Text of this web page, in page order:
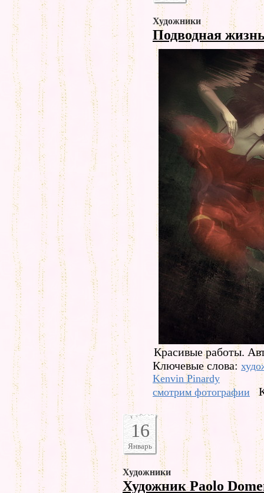
Художники
Подводная
Красивые работы.
Ключевые слова:
Kenvin Pinardy
смотрим фотографии
16
Январь
Художники
Художник Paolo